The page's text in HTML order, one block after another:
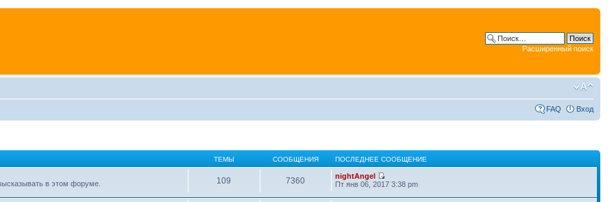
Расширенный поиск
FAQ Вход
ТЕМЫ СООБЩЕНИЯ ПОСЛЕДНЕЕ СООБЩЕНИЕ
в этом форуме.
109 7360
nightAngel
Пт янв 06, 2017 3:38 pm